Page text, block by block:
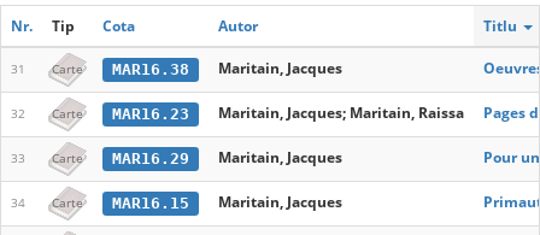
Nr. Tip Cota Autor Titlu
31 Carte MAR16.38 Maritain, Jacques
32 Carte MAR16.23 Maritain, Jacques; Maritain, Raissa Pages
33 Carte MAR16.29 Maritain, Jacques Pour
34 Carte MAR16.15 Maritain, Jacques